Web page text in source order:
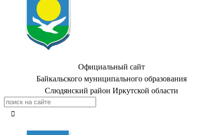
Официальный сайт
Байкальского муниципального образования
Слюдянский район Иркутской области